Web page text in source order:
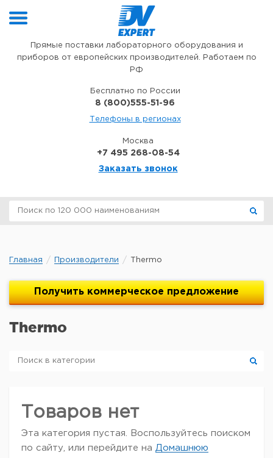
Прямые поставки лабораторного оборудования и
приборов от европейских производителей. Работаем по
РФ
Бесплатно по России
8 (800)555-51-96
Телефоны в регионах
Москва
+7 495 268-08-54
Заказать звонок
Главная Производители Thermo
Получить коммерческое предложение
Thermo
Товаров нет
Эта категория пустая. Воспользуйтесь поиском
по сайту, или перейдите на Домашнюю